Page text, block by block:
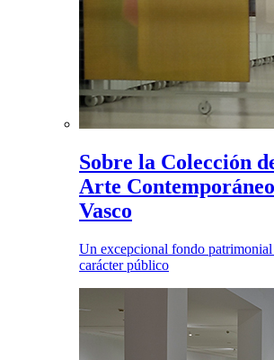
Sobre la Colección
Arte
Vasco
Un excepcional fondo
carácter público